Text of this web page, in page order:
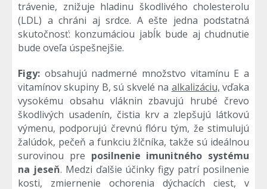
trávenie, znižuje hladinu škodlivého cholesterolu
(LDL) a chráni aj srdce. A ešte jedna podstatná
skutočnosť: konzumáciou jabĺk bude aj chudnutie
bude oveľa úspešnejšie.
Figy: obsahujú nadmerné množstvo vitamínu E a
vitamínov skupiny B, sú skvelé na alkalizáciu, vďaka
vysokému obsahu vláknin zbavujú hrubé črevo
škodlivých usadenín, čistia krv a zlepšujú látkovú
výmenu, podporujú črevnú flóru tým, že stimulujú
žalúdok, pečeň a funkciu žlčníka, takže sú ideálnou
surovinou pre posilnenie imunitného systému
na jeseň. Medzi ďalšie účinky figy patrí posilnenie
kosti, zmiernenie ochorenia dýchacích ciest, v